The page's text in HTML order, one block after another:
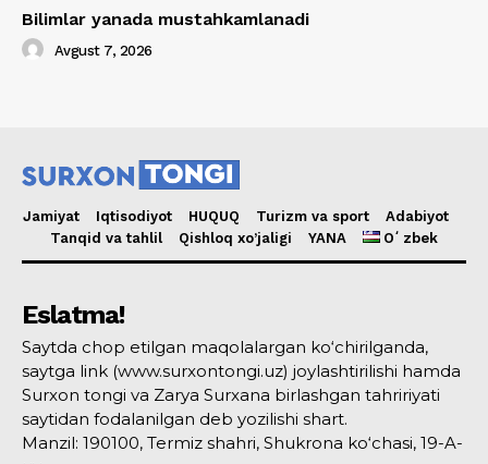
Bilimlar yanada mustahkamlanadi
Avgust 7, 2026
Jamiyat Iqtisodiyot HUQUQ Turizm va sport
Adabiyot
Tanqid va tahlil
Qishloq xo’jaligi YANA Oʻzbek
Eslatma!
Saytda chop etilgan maqolalargan ko‘chirilganda,
saytga link (www.surxontongi.uz) joylashtirilishi hamda
Surxon tongi va Zarya Surxana birlashgan tahririyati
saytidan fodalanilgan deb yozilishi shart.
Manzil: 190100, Termiz shahri, Shukrona ko‘chasi, 19-A-